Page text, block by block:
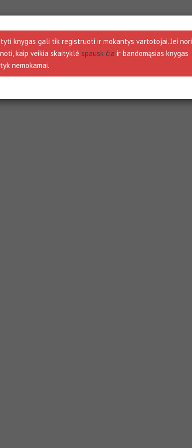
knygas gali tik registruoti ir mokantys vartotojai. Jei nori
kaip veikia skaityklė spausk čia ir bandomąsias knygas
nemokamai.